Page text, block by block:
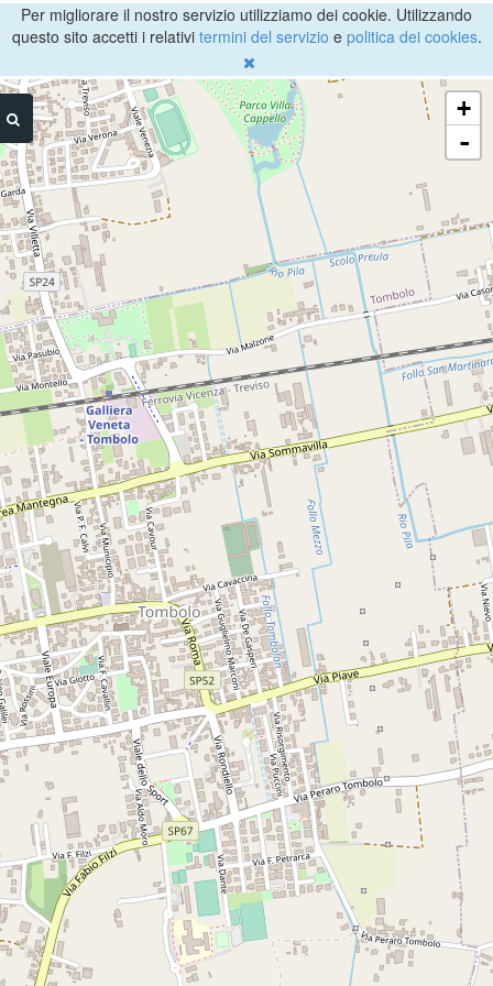
Per migliorare il nostro servizio utilizziamo dei cookie. Utilizzando
questo sito accetti i relativi termini del servizio e politica dei cookies.
+
-